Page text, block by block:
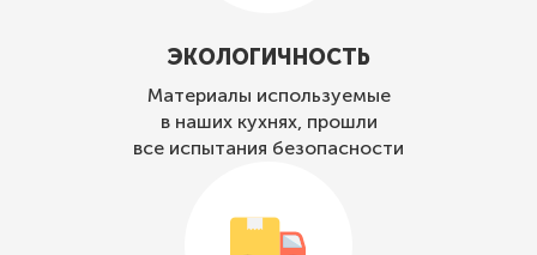
ЭКОЛОГИЧНОСТЬ
Материалы используемые
в наших кухнях, прошли
все испытания безопасности